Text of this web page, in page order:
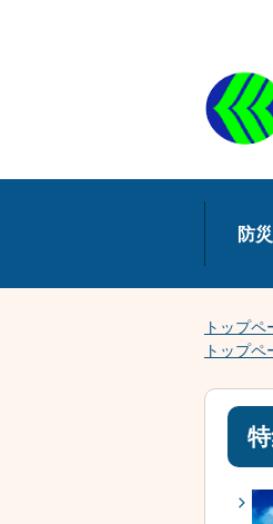
防
トップペ
トップペ